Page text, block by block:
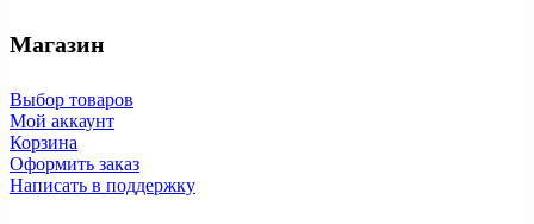
Магазин
Выбор товаров
Мой аккаунт
Корзина
Оформить заказ
Написать в поддержку